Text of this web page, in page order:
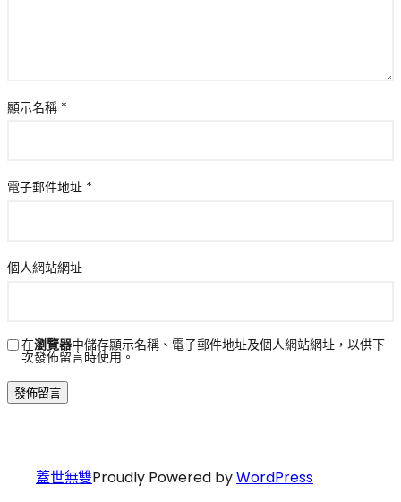
顯示名稱 *
電子郵件地址 *
個人網站網址
在瀏覽器中儲存顯示名稱、電子郵件地址及個人網站網址，以供下
次發佈留言時使用。
蓋世無雙Proudly Powered byWordPress